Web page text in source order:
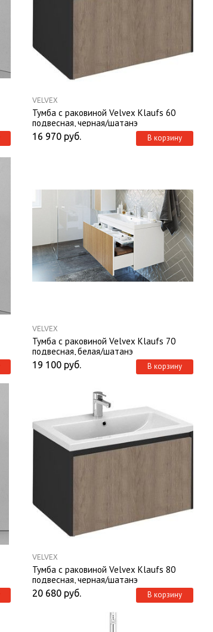
VELVEX
Тумба с раковиной Velvex Klaufs 60
подвесная, черная/шатанэ
16 970 руб. В корзину
VELVEX
Тумба с раковиной Velvex Klaufs 70
подвесная, белая/шатанэ
19 100 руб. В корзину
VELVEX
Тумба с раковиной Velvex Klaufs 80
подвесная, черная/шатанэ
20 680 руб. В корзину